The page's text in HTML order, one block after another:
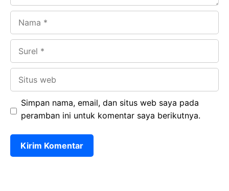
Simpan nama, email, dan situs web saya pada
peramban ini untuk komentar saya berikutnya.